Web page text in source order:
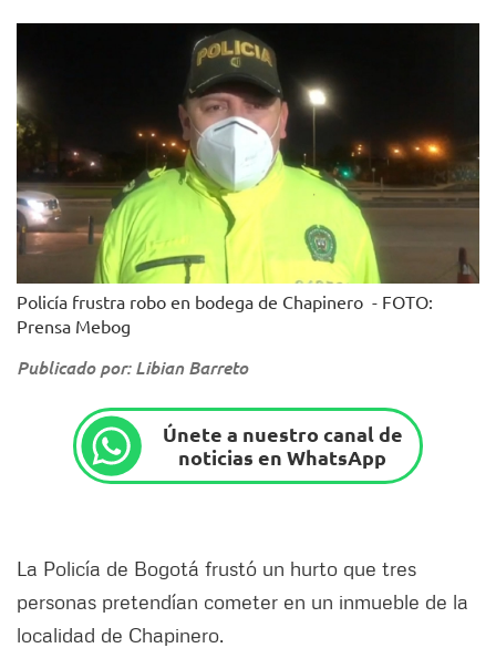
Policía frustra robo en bodega de Chapinero - FOTO:
Prensa Mebog
Publicado por: Libian Barreto
Únete a nuestro canal de
noticias en WhatsApp
La Policía de Bogotá frustó un hurto que tres
personas pretendían cometer en un inmueble de la
localidad de Chapinero.